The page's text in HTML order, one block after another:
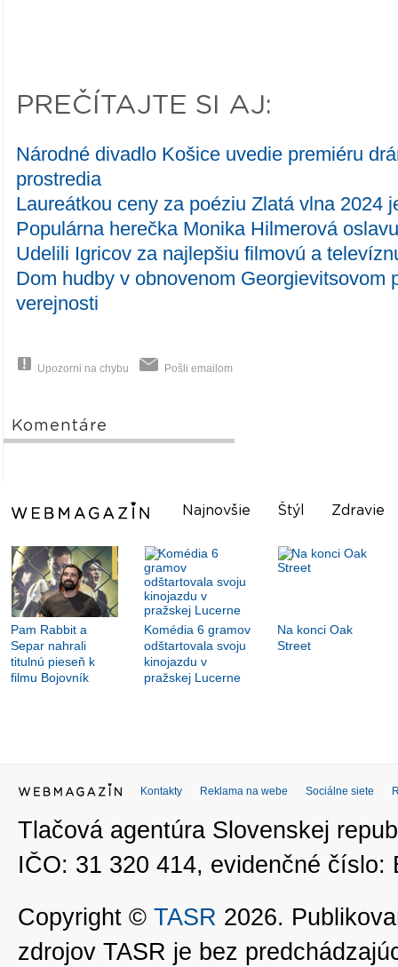
PREČÍTAJTE SI AJ:
Národné divadlo Košice uvedie premiéru
prostredia
Laureátkou ceny za poéziu Zlatá vlna 2024
Populárna herečka Monika Hilmerová
Udelili Igricov za najlepšiu filmovú a
Dom hudby v obnovenom Georgievitsovom
verejnosti
Upozorni na chybu Pošli emailom
Komentáre
Najnovšie Štýl Zdravie
Pam Rabbit a
Separ nahrali
titulnú pieseň k
filmu Bojovník
Komédia 6 gramov
odštartovala svoju
kinojazdu v
pražskej Lucerne
Na konci Oak
Street
Kontakty Reklama na webe Sociálne siete
Tlačová agentúra Slovenskej
IČO: 31 320 414, evidenčné číslo:
Copyright © TASR 2026.
zdrojov TASR je bez